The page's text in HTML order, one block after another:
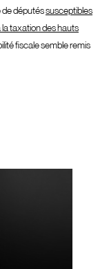
de députéssusceptibles
la taxation des hauts
fiscale semble remis